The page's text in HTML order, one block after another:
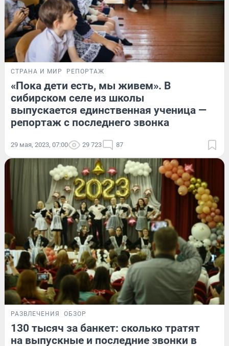
СТРАНА И МИР РЕПОРТАЖ
«Пока дети есть, мы живем». В
сибирском селе из школы
выпускается единственная ученица —
репортаж с последнего звонка
29 мая, 2023, 07:00 29 723 87
РАЗВЛЕЧЕНИЯ ОБЗОР
130 тысяч за банкет: сколько тратят
на выпускные и последние звонки в